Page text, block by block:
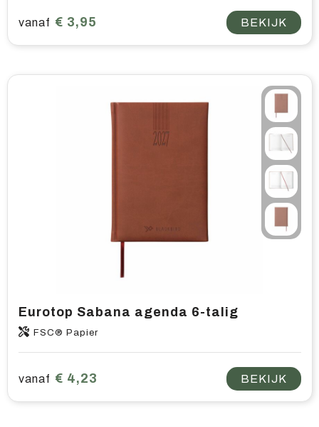
vanaf € 3,95 BEKIJK
Eurotop Sabana agenda 6-talig
FSC® Papier
vanaf € 4,23 BEKIJK